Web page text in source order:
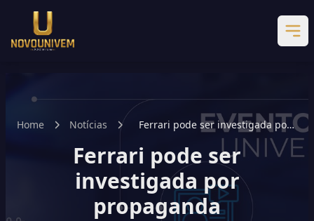
Home Notícias
Ferrari pode ser investigada por
propaganda
Ferrari pode ser
investigada por
propaganda